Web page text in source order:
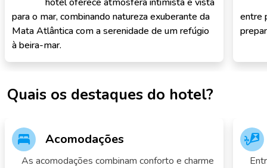
para o mar, combinando natureza exuberante da
Mata Atlântica com a serenidade de um refúgio
à beira-mar.
entre
Quais os destaques do hotel?
Acomodações
As acomodações combinam conforto e charme